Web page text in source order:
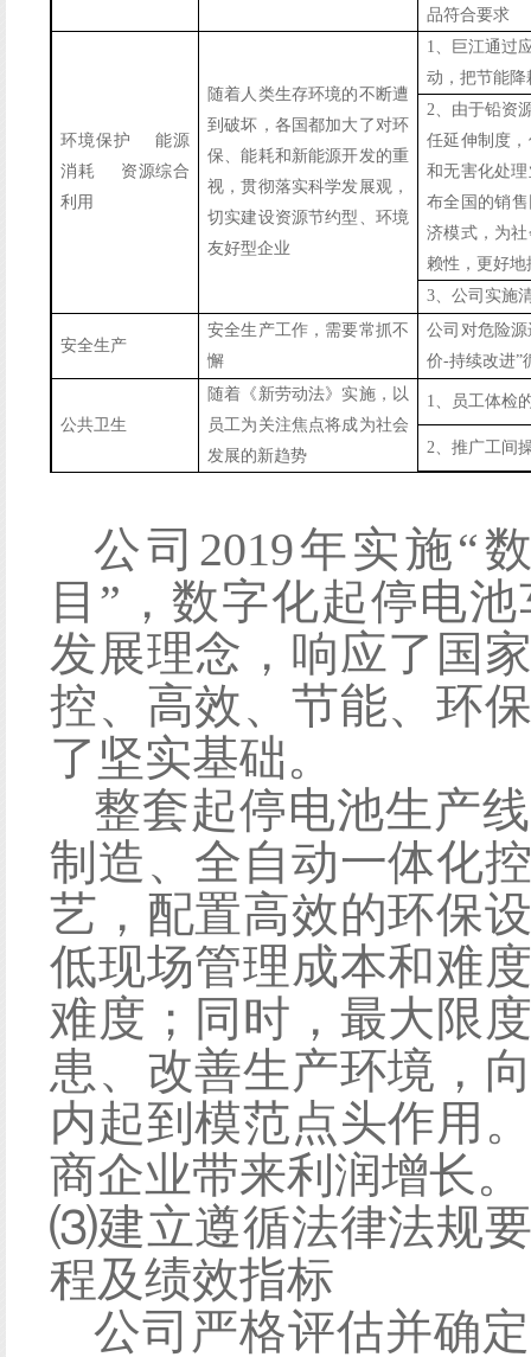
品符合要求
环境保护
能源
消耗
资源综合
利用
随着人类生存环境的不断遭
到破坏，各国都加大了对环
保、能耗和新能源开发的重
视，贯彻落实科学发展观，
切实建设资源节约型、环境
友好型企业
1、巨江通过
动，把节能
2、由于铅资
任延伸制度
和无害化处
布全国的销
济模式，为
赖性，更好
3、公司实施
安全生产
安全生产工作，需要常抓不
懈
公司对危险
价-持续改进”
公共卫生
随着《新劳动法》实施，以
员工为关注焦点将成为社会
发展的新趋势
1、员工体检
2、推广工间
公司 2019年实施“
目”，数字化起停电
发展理念，响应了国
控、高效、节能、环
了坚实基础。
整套起停电池生产
制造、全自动一体化
艺，配置高效的环保
低现场管理成本和难
难度；同时，最大限
患、改善生产环境，
内起到模范点头作用
商企业带来利润增长。
⑶建立遵循法律法规
程及绩效指标
公司严格评估并确